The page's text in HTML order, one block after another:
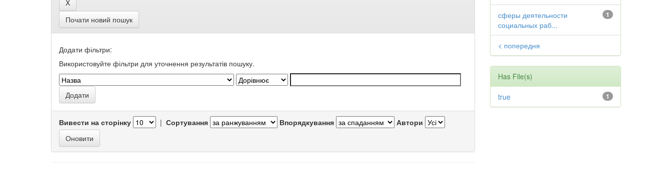
Почати новий пошук
Додати фільтри:
Використовуйте фільтри для уточнення результатів пошуку.
Вивести на сторінку | Сортування Впорядкування Автори
1
сферы деятельности
социальных раб...
< попередня
Has File(s)
1
true